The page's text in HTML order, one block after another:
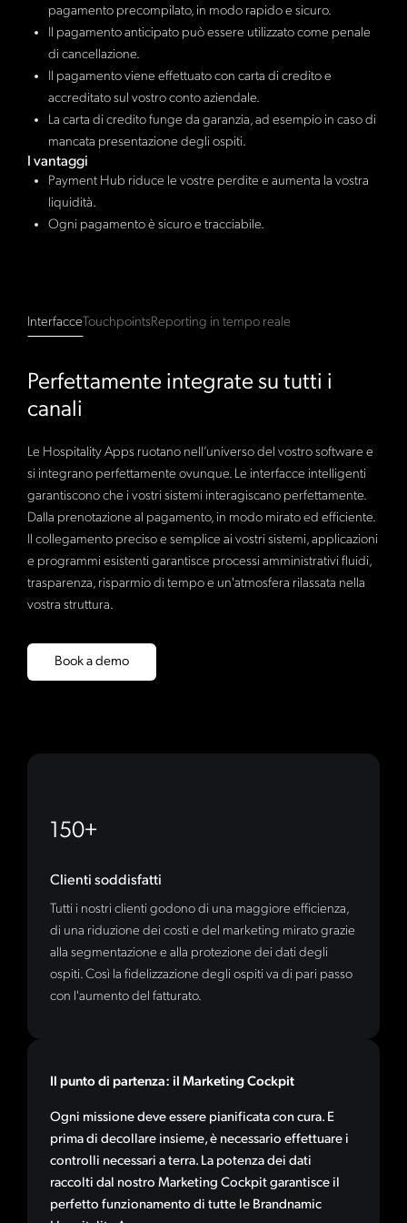
pagamento precompilato, in modo rapido e sicuro.
Il pagamento anticipato può essere utilizzato come penale
di cancellazione.
Il pagamento viene effettuato con carta di credito e
accreditato sul vostro conto aziendale.
La carta di credito funge da garanzia, ad esempio in caso di
mancata presentazione degli ospiti.
I vantaggi
Payment Hub riduce le vostre perdite e aumenta la vostra
liquidità.
Ogni pagamento è sicuro e tracciabile.
InterfacceTouchpointsReporting in tempo reale
Perfettamente integrate su tutti i
canali
Le Hospitality Apps ruotano nell’universo del vostro software e
si integrano perfettamente ovunque. Le interfacce intelligenti
garantiscono che i vostri sistemi interagiscano perfettamente.
Dalla prenotazione al pagamento, in modo mirato ed efficiente.
Il collegamento preciso e semplice ai vostri sistemi, applicazioni
e programmi esistenti garantisce processi amministrativi fluidi,
trasparenza, risparmio di tempo e un'atmosfera rilassata nella
vostra struttura.
Book a demo
150+
Clienti soddisfatti
Tutti i nostri clienti godono di una maggiore efficienza,
di una riduzione dei costi e del marketing mirato grazie
alla segmentazione e alla protezione dei dati degli
ospiti. Così la fidelizzazione degli ospiti va di pari passo
con l'aumento del fatturato.
Il punto di partenza: il Marketing Cockpit
Ogni missione deve essere pianificata con cura. E
prima di decollare insieme, è necessario effettuare i
controlli necessari a terra. La potenza dei dati
raccolti dal nostro Marketing Cockpit garantisce il
perfetto funzionamento di tutte le Brandnamic